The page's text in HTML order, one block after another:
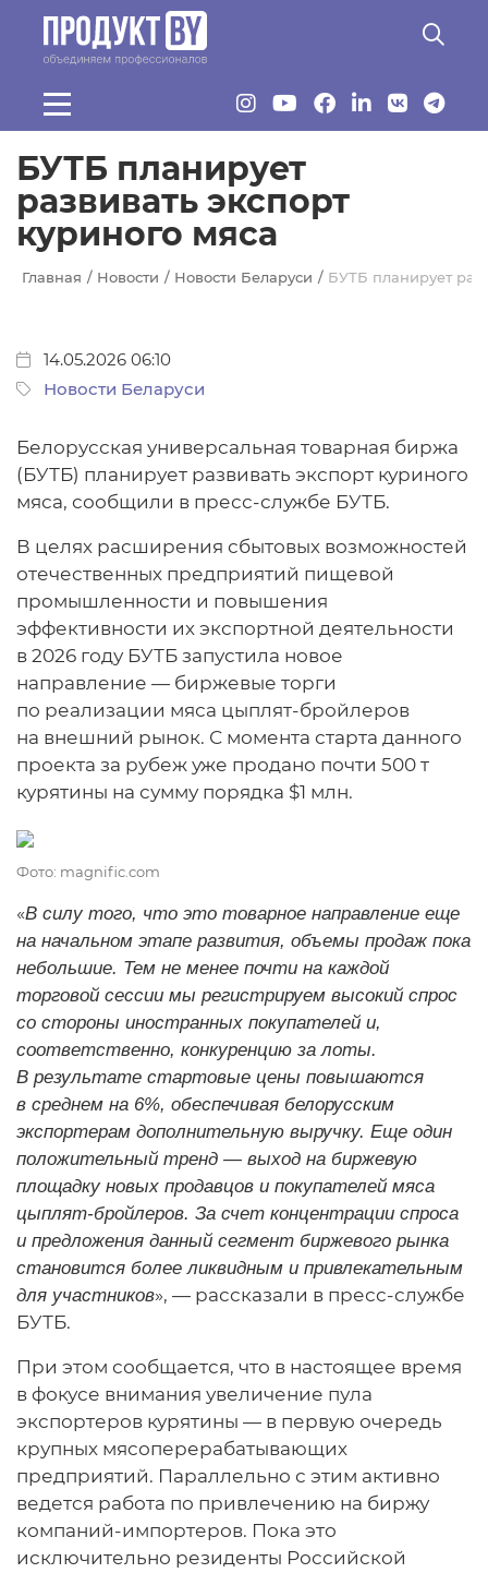
Перейти к основному содержанию
БУТБ планирует
развивать экспорт
куриного мяса
Главная Новости Новости Беларуси БУТБ планирует
14.05.2026 06:10
Новости Беларуси
Белорусская универсальная товарная биржа
(БУТБ) планирует развивать экспорт куриного
мяса, сообщили в пресс-службе БУТБ.
В целях расширения сбытовых возможностей
отечественных предприятий пищевой
промышленности и повышения
эффективности их экспортной деятельности
в 2026 году БУТБ запустила новое
направление — биржевые торги
по реализации мяса цыплят-бройлеров
на внешний рынок. С момента старта данного
проекта за рубеж уже продано почти 500 т
курятины на сумму порядка $1 млн.
Фото: magnific.com
«В силу того, что это товарное направление еще
на начальном этапе развития, объемы продаж пока
небольшие. Тем не менее почти на каждой
торговой сессии мы регистрируем высокий спрос
со стороны иностранных покупателей и,
соответственно, конкуренцию за лоты.
В результате стартовые цены повышаются
в среднем на 6%, обеспечивая белорусским
экспортерам дополнительную выручку. Еще один
положительный тренд — выход на биржевую
площадку новых продавцов и покупателей мяса
цыплят-бройлеров. За счет концентрации спроса
и предложения данный сегмент биржевого рынка
становится более ликвидным и привлекательным
для участников», — рассказали в пресс-службе
БУТБ.
При этом сообщается, что в настоящее время
в фокусе внимания увеличение пула
экспортеров курятины — в первую очередь
крупных мясоперерабатывающих
предприятий. Параллельно с этим активно
ведется работа по привлечению на биржу
компаний-импортеров. Пока это
исключительно резиденты Российской